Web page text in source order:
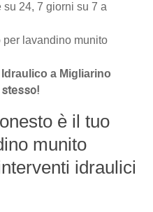
su 24, 7 giorni su 7 a
lavandino munito
a Migliarino
è il tuo
munito
idraulici